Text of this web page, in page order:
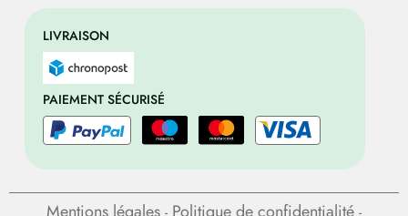
LIVRAISON
PAIEMENT SÉCURISÉ
Mentions légales - Politique de confidentialité -